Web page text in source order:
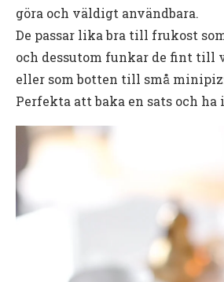
göra och väldigt användbara.
De passar lika bra till frukost
och dessutom funkar de fint till
eller som botten till små
Perfekta att baka en sats och ha